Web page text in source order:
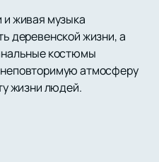
и живая музыка
деревенской жизни, а
костюмы
атмосферу
жизни людей.